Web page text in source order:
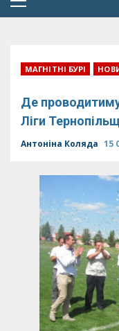
Primary
МАГНІТНІ БУРІ
Де
Ліги
Антоніна Коляда 15